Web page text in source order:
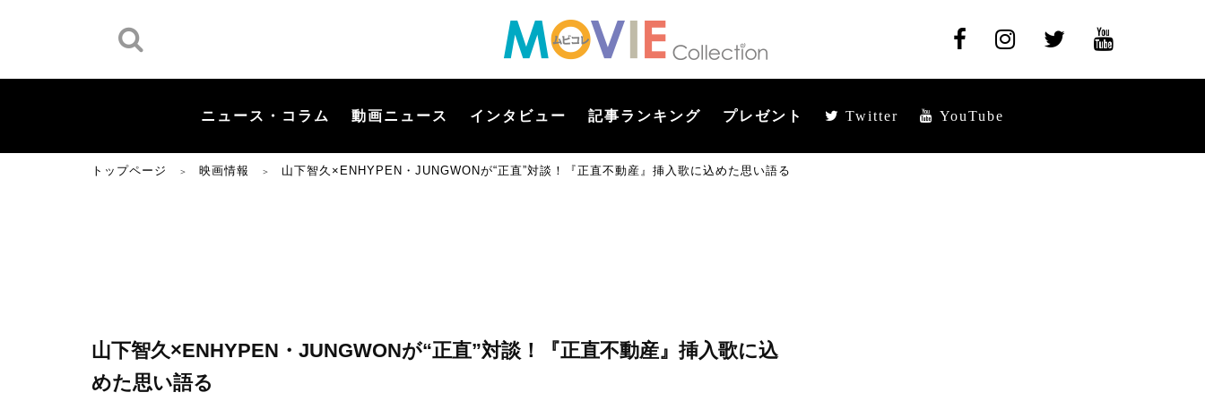
ニュース・コラム 動画ニュース インタビュー 記事ランキング プレゼント Twitter YouTube
トップページ ＞ 映画情報 ＞ 山下智久×ENHYPEN・JUNGWONが“正直”対談！『正直不動産』挿入歌に込めた思い語る
山下智久×ENHYPEN・JUNGWONが“正直”対談！『正直不動産』挿入歌に込
めた思い語る